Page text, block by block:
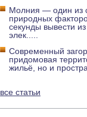
Молния — один из
природных
секунды вывести из
элек
Современный
придомовая
жильё, но и
все статьи